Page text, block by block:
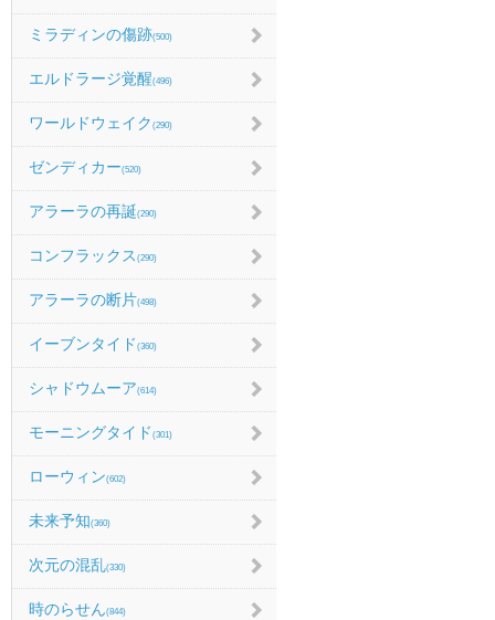
ミラディンの傷跡(500)
エルドラージ覚醒(496)
ワールドウェイク (290)
ゼンディカー(520)
アラーラの再誕(290)
コンフラックス (290)
アラーラの断片(498)
イーブンタイド (360)
シャドウムーア(614)
モーニングタイド (301)
ローウィン(602)
未来予知(360)
次元の混乱(330)
時のらせん(844)